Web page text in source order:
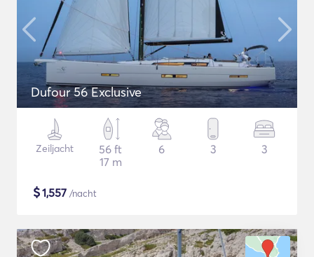
Dufour 56 Exclusive
Zeiljacht
56 ft
17 m
6 3 3
$1,557 /nacht